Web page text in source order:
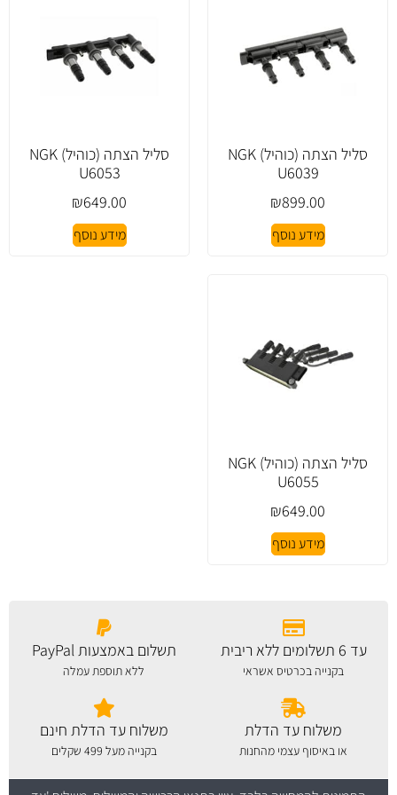
סליל הצתה (כוהיל) NGK
U6039
₪899.00
מידע נוסף
סליל הצתה (כוהיל) NGK
U6053
₪649.00
מידע נוסף
סליל הצתה (כוהיל) NGK
U6055
₪649.00
מידע נוסף
עד 6 תשלומים ללא ריבית
בקנייה בכרטיס אשראי
תשלום באמצעות PayPal
ללא תוספת עמלה
משלוח עד הדלת
או באיסוף עצמי מהחנות
משלוח עד הדלת חינם
בקנייה מעל 499 שקלים